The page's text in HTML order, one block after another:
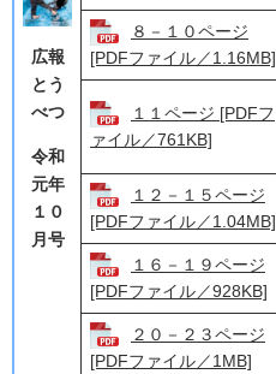
広報
とう
べつ
令和
元年
１０
月号
８－１０ページ
[PDFファイル／1.16MB]
１１ページ [PDFフ
ァイル／761KB]
１２－１５ページ
[PDFファイル／1.04MB]
１６－１９ページ
[PDFファイル／928KB]
２０－２３ページ
[PDFファイル／1MB]